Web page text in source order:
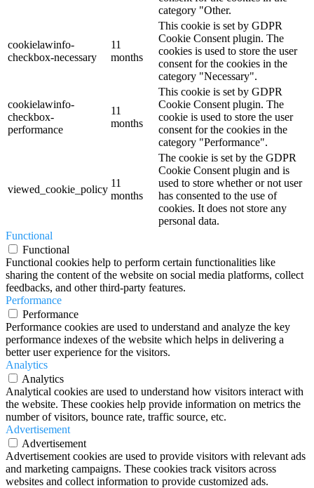
category "Other.
cookielawinfo-
checkbox-necessary
11
months
This cookie is set by GDPR
Cookie Consent plugin. The
cookies is used to store the user
consent for the cookies in the
category "Necessary".
cookielawinfo-
checkbox-
performance
11
months
This cookie is set by GDPR
Cookie Consent plugin. The
cookie is used to store the user
consent for the cookies in the
category "Performance".
viewed_cookie_policy
11
months
The cookie is set by the GDPR
Cookie Consent plugin and is
used to store whether or not user
has consented to the use of
cookies. It does not store any
personal data.
Functional
Functional
Functional cookies help to perform certain functionalities like
sharing the content of the website on social media platforms, collect
feedbacks, and other third-party features.
Performance
Performance
Performance cookies are used to understand and analyze the key
performance indexes of the website which helps in delivering a
better user experience for the visitors.
Analytics
Analytics
Analytical cookies are used to understand how visitors interact with
the website. These cookies help provide information on metrics the
number of visitors, bounce rate, traffic source, etc.
Advertisement
Advertisement
Advertisement cookies are used to provide visitors with relevant ads
and marketing campaigns. These cookies track visitors across
websites and collect information to provide customized ads.